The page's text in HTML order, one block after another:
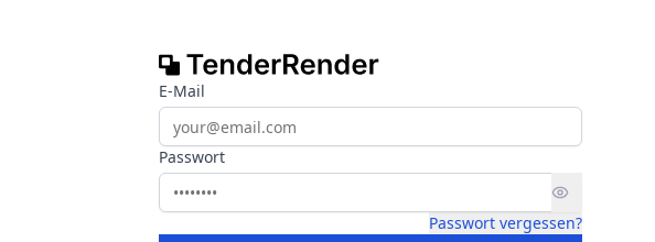
E-Mail
Passwort
Passwort vergessen?